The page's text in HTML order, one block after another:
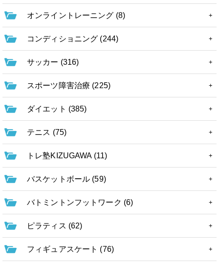
オンライントレーニング (8)
コンディショニング (244)
サッカー (316)
スポーツ障害治療 (225)
ダイエット (385)
テニス (75)
トレ塾KIZUGAWA (11)
バスケットボール (59)
バトミントンフットワーク (6)
ピラティス (62)
フィギュアスケート (76)